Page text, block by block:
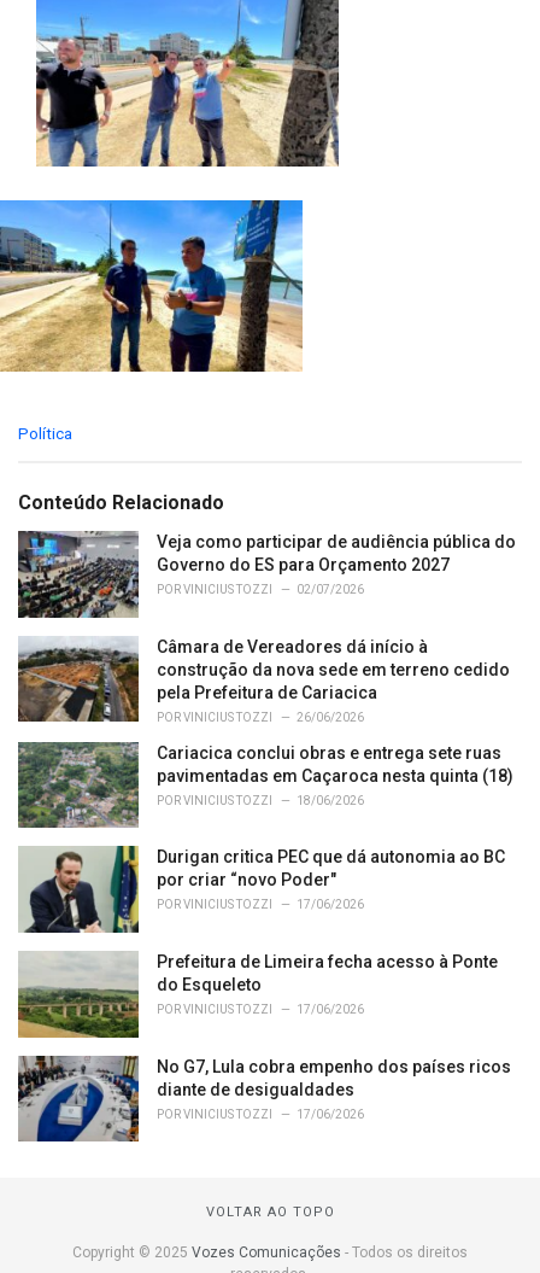
C
e
o
r
i
e
:
Política
Conteúdo Relacionado
Veja como participar de audiência pública do
Governo do ES para Orçamento 2027
PORVINICIUS TOZZI 02/07/2026
Câmara de Vereadores dá início à
construção da nova sede em terreno cedido
pela Prefeitura de Cariacica
PORVINICIUS TOZZI 26/06/2026
Cariacica conclui obras e entrega sete ruas
pavimentadas em Caçaroca nesta quinta (18)
PORVINICIUS TOZZI 18/06/2026
Durigan critica PEC que dá autonomia ao BC
por criar “novo Poder"
PORVINICIUS TOZZI 17/06/2026
Prefeitura de Limeira fecha acesso à Ponte
do Esqueleto
PORVINICIUS TOZZI 17/06/2026
No G7, Lula cobra empenho dos países ricos
diante de desigualdades
PORVINICIUS TOZZI 17/06/2026
VOLTAR AO TOPO
Copyright © 2025 Vozes Comunicações - Todos os direitos